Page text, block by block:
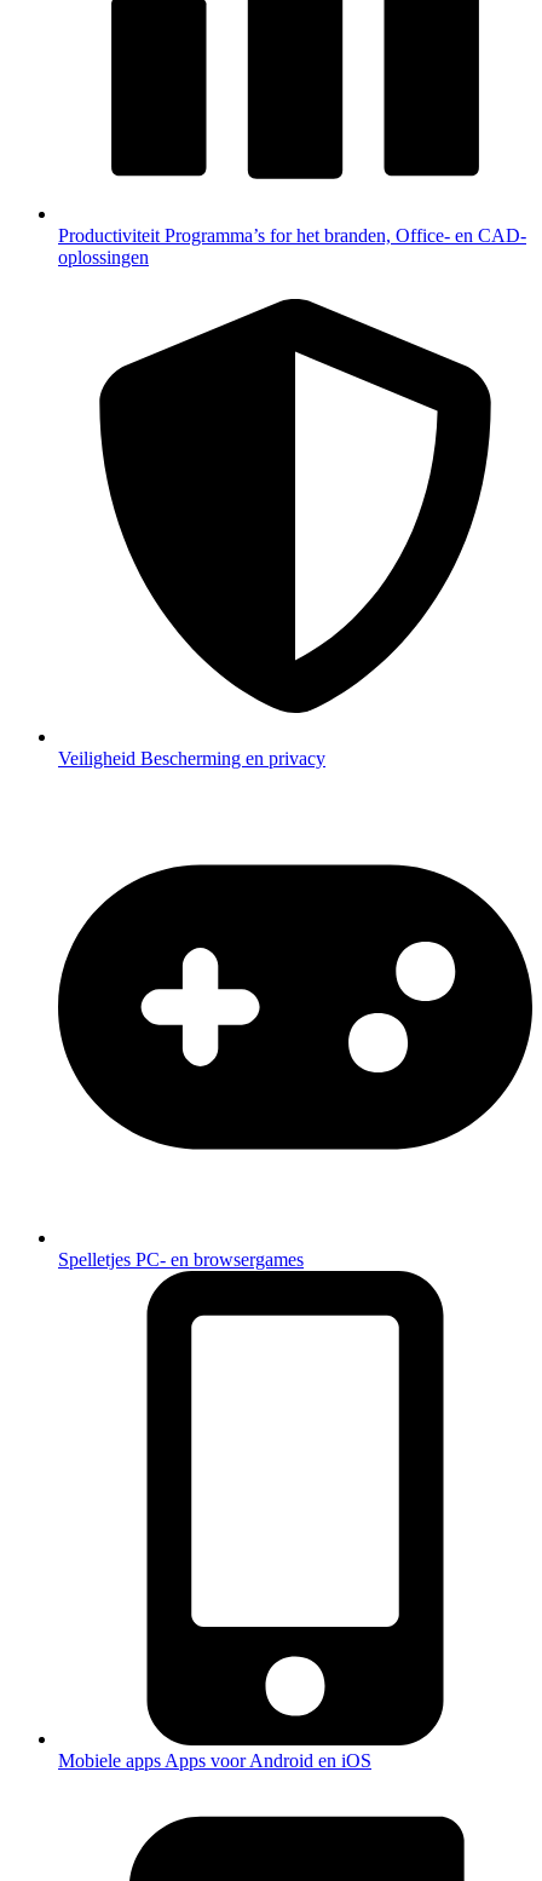
Productiviteit Programma’s for het branden, Office- en CAD-
oplossingen
Veiligheid Bescherming en privacy
Spelletjes PC- en browsergames
Mobiele apps Apps voor Android en iOS